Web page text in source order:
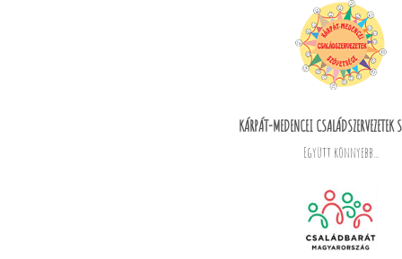
KÁRPÁT-MEDENCEI CSALÁDSZERVEZETEK
Együtt könnyebb...